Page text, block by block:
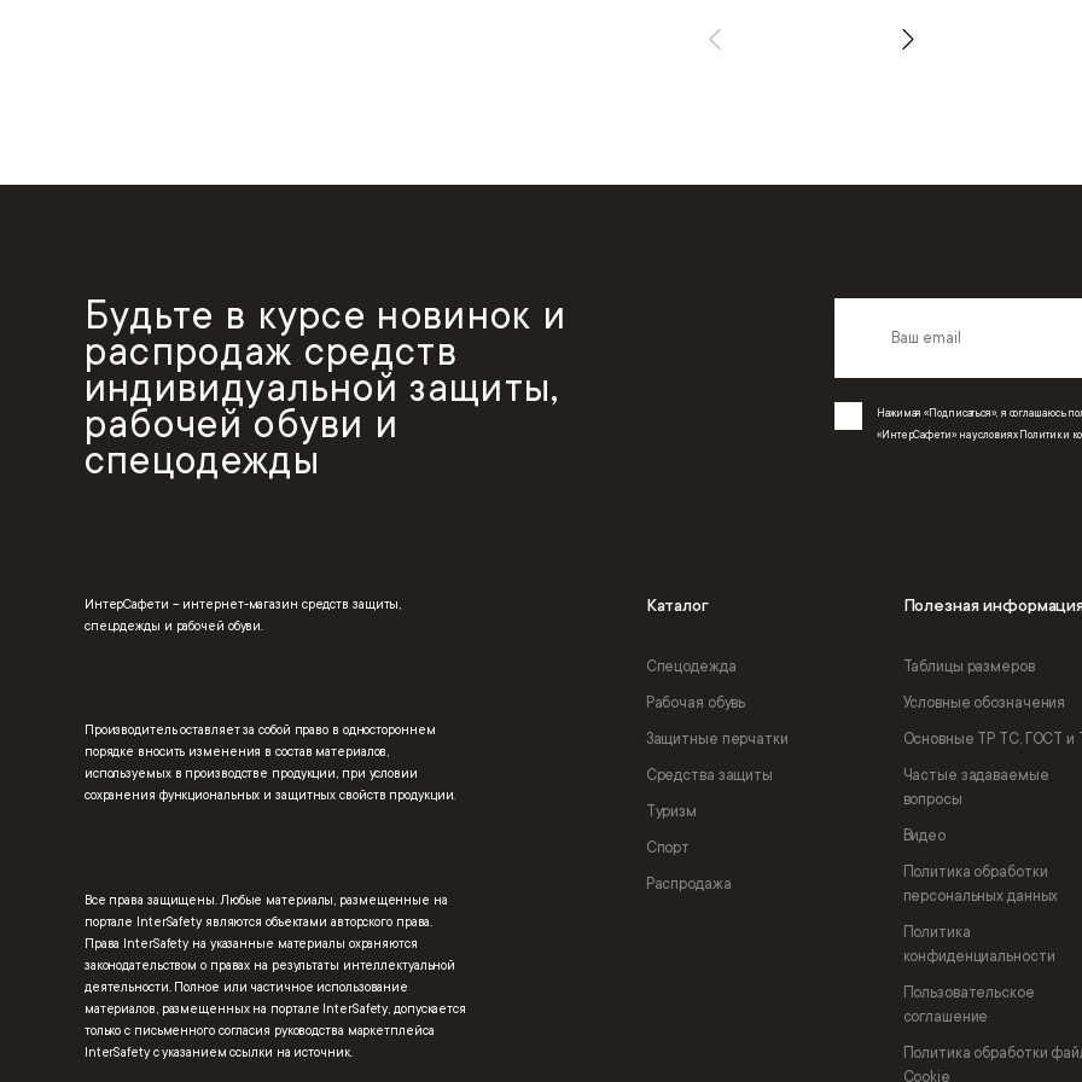
Будьте в курсе новинок и
распродаж средств
индивидуальной защиты,
рабочей обуви и
спецодежды
Нажимая «Подписаться», я соглашаюсь
«ИнтерСафети» на условиях Политики
ИнтерСафети – интернет-магазин средств защиты,
спецодежды и рабочей обуви.
Производитель оставляет за собой право в одностороннем
порядке вносить изменения в состав материалов,
используемых в производстве продукции, при условии
сохранения функциональных и защитных свойств продукции.
Все права защищены. Любые материалы, размещенные на
портале InterSafety являются объектами авторского права.
Права InterSafety на указанные материалы охраняются
законодательством о правах на результаты интеллектуальной
деятельности. Полное или частичное использование
материалов, размещенных на портале InterSafety, допускается
только с письменного согласия руководства маркетплейса
InterSafety с указанием ссылки на источник.
Каталог
Спецодежда
Рабочая обувь
Защитные перчатки
Средства защиты
Туризм
Спорт
Распродажа
Полезная
Таблицы размеров
Условные обозначения
Основные ТР ТС, ГОСТ и
Частые задаваемые
вопросы
Видео
Политика обработки
персональных данных
Политика
конфиденциальности
Пользовательское
соглашение
Политика обработки
Cookie